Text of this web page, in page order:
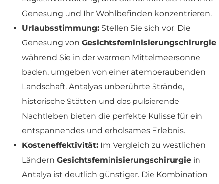
Genesung und Ihr Wohlbefinden konzentrieren.
Urlaubsstimmung: Stellen Sie sich vor: Die
Genesung von Gesichtsfeminisierungschirurgie
während Sie in der warmen Mittelmeersonne
baden, umgeben von einer atemberaubenden
Landschaft. Antalyas unberührte Strände,
historische Stätten und das pulsierende
Nachtleben bieten die perfekte Kulisse für ein
entspannendes und erholsames Erlebnis.
Kosteneffektivität: Im Vergleich zu westlichen
Ländern Gesichtsfeminisierungschirurgie in
Antalya ist deutlich günstiger. Die Kombination